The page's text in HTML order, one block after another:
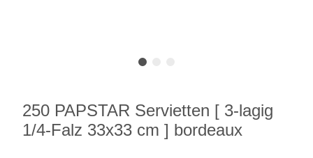
250 PAPSTAR Servietten [ 3-lagig
1/4-Falz 33x33 cm ] bordeaux